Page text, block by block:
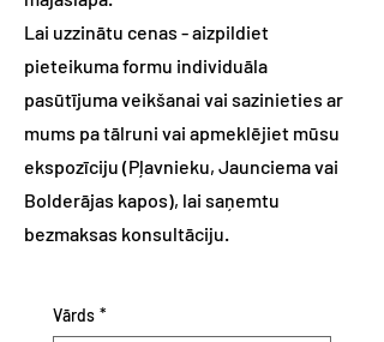
Lai uzzinātu cenas - aizpildiet
pieteikuma formu individuāla
pasūtījuma veikšanai vai sazinieties ar
mums pa tālruni vai apmeklējiet mūsu
ekspozīciju (Pļavnieku, Jaunciema vai
Bolderājas kapos), lai saņemtu
bezmaksas konsultāciju.
Vārds *